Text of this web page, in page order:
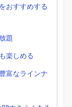
おすすめする
題
楽しめる
富なラインナ